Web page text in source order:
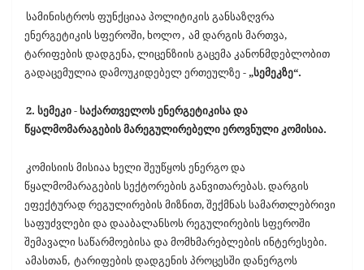
სამინისტროს ფუნქციაა პოლიტიკის განსაზღვრა
ენერგეტიკის სფეროში, ხოლო, ამ დარგის მართვა,
ტარიფების დადგენა, ლიცენზიის გაცემა კანონმდებლობით
გადაცემულია დამოუკიდებელ ერთეულზე - „სემეკზე“.
2. სემეკი - საქართველოს ენერგეტიკისა და
წყალმომარაგების მარეგულირებელი ეროვნული კომისია.
კომისიის მისიაა ხელი შეუწყოს ენერგო და
წყალმომარაგების სექტორების განვითარებას. დარგის
ეფექტურად რეგულირების მიზნით, შექმნას სამართლებრივი
საფუძვლები და დააბალანსოს რეგულირების სფეროში
შემავალი საწარმოებისა და მომხმარებლების ინტერესები.
ამასთან, ტარიფების დადგენის პროცესში დანერგოს